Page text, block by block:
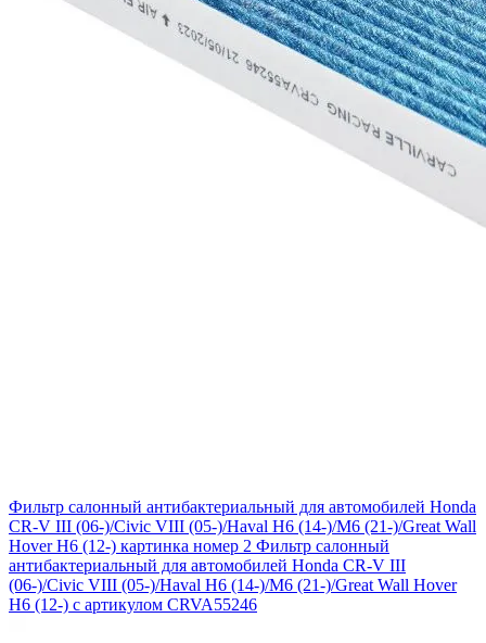
Фильтр салонный антибактериальный для автомобилей Honda
CR-V III (06-)/Civic VIII (05-)/Haval H6 (14-)/M6 (21-)/Great Wall
Hover H6 (12-) картинка номер 2 Фильтр салонный
антибактериальный для автомобилей Honda CR-V III
(06-)/Civic VIII (05-)/Haval H6 (14-)/M6 (21-)/Great Wall Hover
H6 (12-) с артикулом CRVA55246